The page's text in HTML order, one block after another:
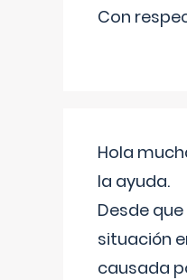
Con
Hola
la ayuda.
Desde
situación
causada